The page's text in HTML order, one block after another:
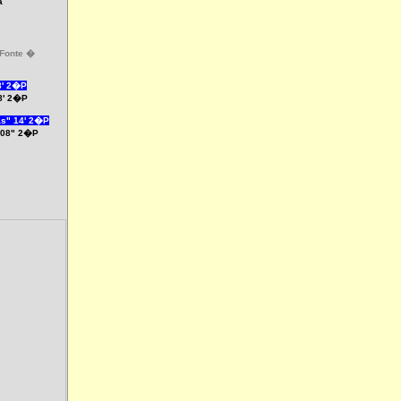
�
2�P
2�P
14' 2�P
2�P